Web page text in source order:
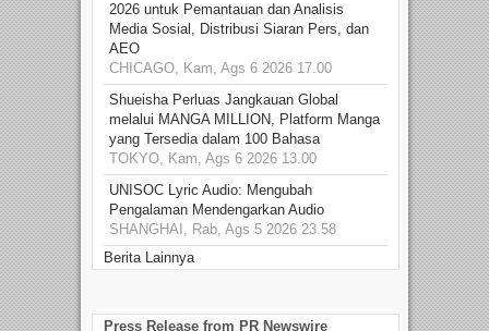
2026 untuk Pemantauan dan Analisis
Media Sosial, Distribusi Siaran Pers, dan
AEO
CHICAGO, Kam, Ags 6 2026 17.00
Shueisha Perluas Jangkauan Global
melalui MANGA MILLION, Platform Manga
yang Tersedia dalam 100 Bahasa
TOKYO, Kam, Ags 6 2026 13.00
UNISOC Lyric Audio: Mengubah
Pengalaman Mendengarkan Audio
SHANGHAI, Rab, Ags 5 2026 23.58
Berita Lainnya
Press Release from PR Newswire